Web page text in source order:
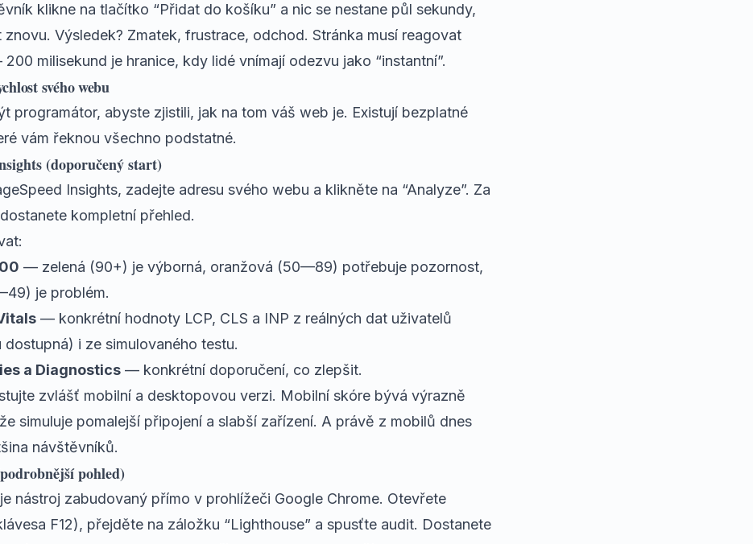
klikne na tlačítko “Přidat do košíku” a nic se nestane půl sekundy,
znovu. Výsledek? Zmatek, frustrace, odchod. Stránka musí reagovat
milisekund je hranice, kdy lidé vnímají odezvu jako “instantní”.
svého webu
programátor, abyste zjistili, jak na tom váš web je. Existují bezplatné
vám řeknou všechno podstatné.
(doporučený start)
Insights, zadejte adresu svého webu a klikněte na “Analyze”. Za
kompletní přehled.
— zelená (90+) je výborná, oranžová (50—89) potřebuje pozornost,
je problém.
— konkrétní hodnoty LCP, CLS a INP z reálných dat uživatelů
dostupná) i ze simulovaného testu.
a Diagnostics — konkrétní doporučení, co zlepšit.
zvlášť mobilní a desktopovou verzi. Mobilní skóre bývá výrazně
simuluje pomalejší připojení a slabší zařízení. A právě z mobilů dnes
návštěvníků.
pohled)
nástroj zabudovaný přímo v prohlížeči Google Chrome. Otevřete
F12), přejděte na záložku “Lighthouse” a spusťte audit. Dostanete